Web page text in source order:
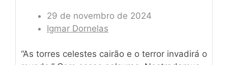
29 de novembro de 2024
Igmar Dornelas
“As torres celestes cairão e o terror invadirá o